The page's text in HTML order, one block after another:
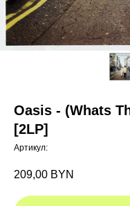
Oasis - (Whats
[2LP]
Артикул:
209,00 BYN